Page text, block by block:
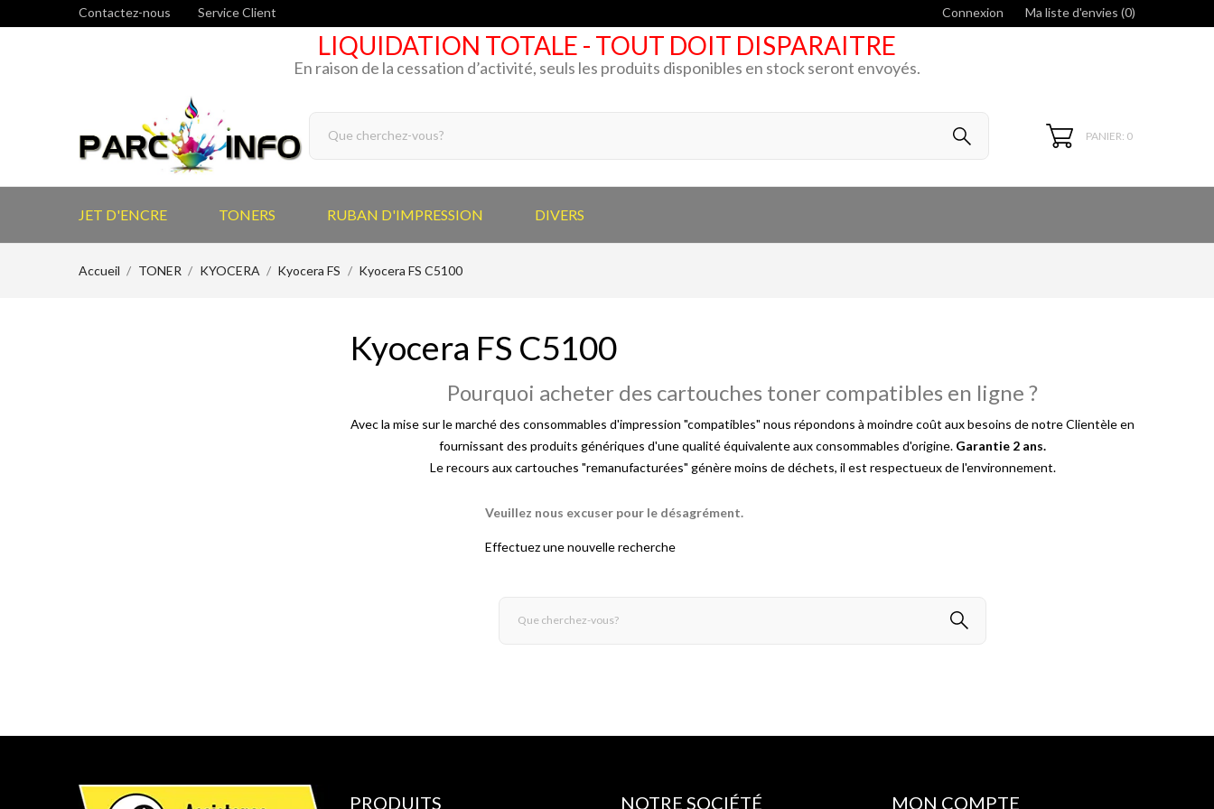
Contactez-nous Service Client Connexion Ma liste d'envies (0)
LIQUIDATION TOTALE - TOUT DOIT DISPARAITRE
En raison de la cessation d’activité, seuls les produits disponibles en stock seront envoyés.
PANIER: 0
JET D'ENCRE TONERS RUBAN D'IMPRESSION DIVERS
Accueil TONER KYOCERA Kyocera FS Kyocera FS C5100
Kyocera FS C5100
Pourquoi acheter des cartouches toner compatibles en ligne ?
Avec la mise sur le marché des consommables d'impression "compatibles" nous répondons à moindre coût aux besoins de notre Clientèle en
fournissant des produits génériques d'une qualité équivalente aux consommables d'origine. Garantie 2 ans.
Le recours aux cartouches "remanufacturées" génère moins de déchets, il est respectueux de l'environnement.
Veuillez nous excuser pour le désagrément.
Effectuez une nouvelle recherche
PRODUITS NOTRE SOCIÉTÉ MON COMPTE